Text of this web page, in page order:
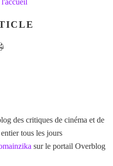
des critiques de cinéma et de
tous les jours
sur le portail Overblog